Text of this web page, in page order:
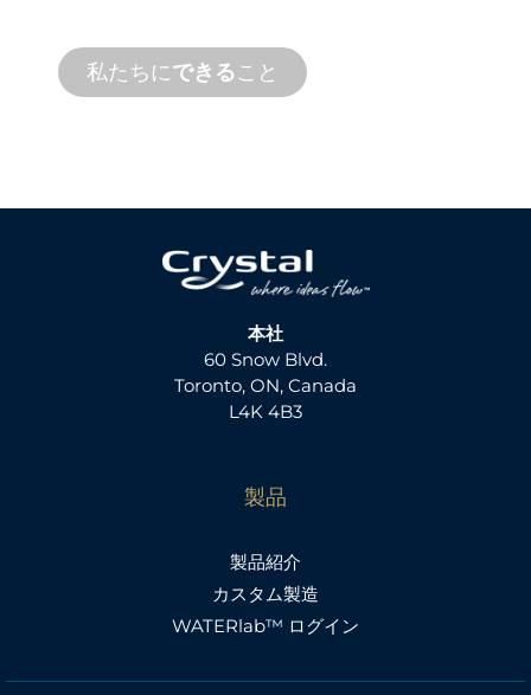
私たちにできること
本社
60 Snow Blvd.
Toronto, ON, Canada
L4K 4B3
製品
製品紹介
カスタム製造
WATERlab™ ログイン